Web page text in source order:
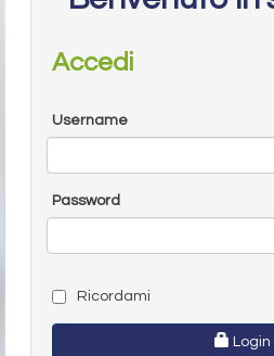
Accedi
Username
Password
Ricordami
Login